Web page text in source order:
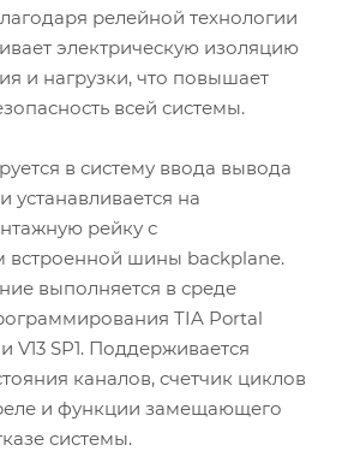
релейной технологии
электрическую изоляцию
и нагрузки, что повышает
всей системы.
в систему ввода вывода
устанавливается на
рейку с
встроенной шины backplane.
выполняется в среде
TIA Portal
V13 SP1. Поддерживается
каналов, счетчик циклов
и функции замещающего
системы.